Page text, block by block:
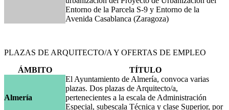
Entorno de la Parcela S-9 y Entorno de la
Avenida Casablanca (Zaragoza)
PLAZAS DE ARQUITECTO/A Y OFERTAS DE EMPLEO
ÁMBITO
TÍTULO
Almería
El Ayuntamiento de Almería, convoca varias
plazas. Dos plazas de Arquitecto/a,
pertenecientes a la escala de Administración
Especial, subescala Técnica y clase Superior, por